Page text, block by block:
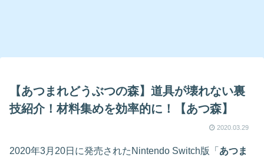
【あつまれどうぶつの森】道具が壊れない裏
技紹介！材料集めを効率的に！【あつ森】
2020.03.29
2020年3月20日に発売されたNintendo Switch版「 あつま